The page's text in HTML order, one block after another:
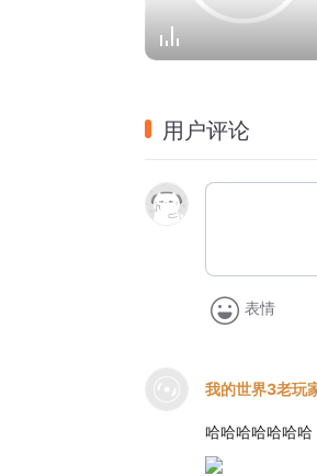
用户评论
表情
我的世界3老玩
哈哈哈哈哈哈哈